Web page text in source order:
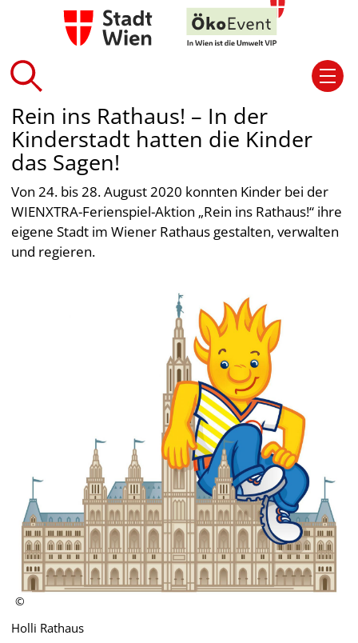
Rein ins Rathaus! – In der
Kinderstadt hatten die Kinder
das Sagen!
Von 24. bis 28. August 2020 konnten Kinder bei der
WIENXTRA-Ferienspiel-Aktion „Rein ins Rathaus!“ ihre
eigene Stadt im Wiener Rathaus gestalten, verwalten
und regieren.
Holli Rathaus